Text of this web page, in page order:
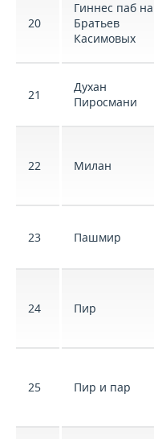
20
Гиннес паб на
Братьев
Касимовых
21
Духан
Пиросмани
22 Милан
23 Пашмир
24 Пир
25 Пир и пар